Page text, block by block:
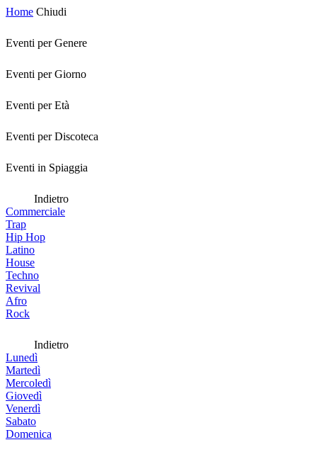
Home Chiudi
Eventi per Genere
Eventi per Giorno
Eventi per Età
Eventi per Discoteca
Eventi in Spiaggia
Indietro
Commerciale
Trap
Hip Hop
Latino
House
Techno
Revival
Afro
Rock
Indietro
Lunedì
Martedì
Mercoledì
Giovedì
Venerdì
Sabato
Domenica